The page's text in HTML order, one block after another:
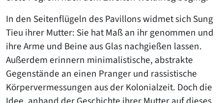
In den Seitenflügeln des Pavillons widmet sich Sung
Tieu ihrer Mutter: Sie hat Maß an ihr genommen und
ihre Arme und Beine aus Glas nachgießen lassen.
Außerdem erinnern minimalistische, abstrakte
Gegenstände an einen Pranger und rassistische
Körpervermessungen aus der Kolonialzeit. Doch die